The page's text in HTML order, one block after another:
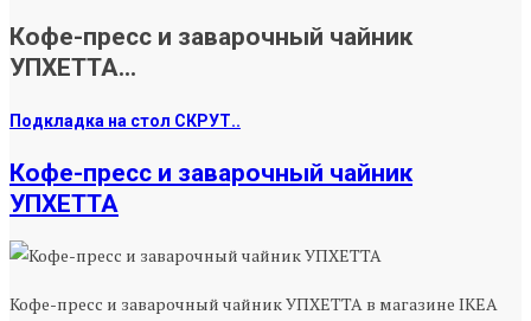
Кофе-пресс и заварочный чайник
УПХЕТТА...
Подкладка на стол СКРУТ..
Кофе-пресс и заварочный чайник
УПХЕТТА
Кофе-пресс и заварочный чайник УПХЕТТА в магазине IKEA